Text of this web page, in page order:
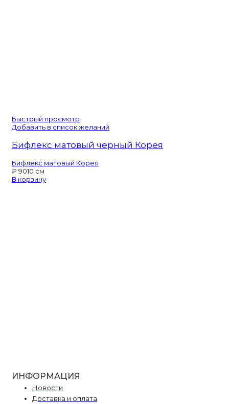
Быстрый просмотр
Добавить в список желаний
Бифлекс матовый черный Корея
Бифлекс матовый Корея
₽ 9010 см
В корзину
ИНФОРМАЦИЯ
Новости
Доставка и оплата